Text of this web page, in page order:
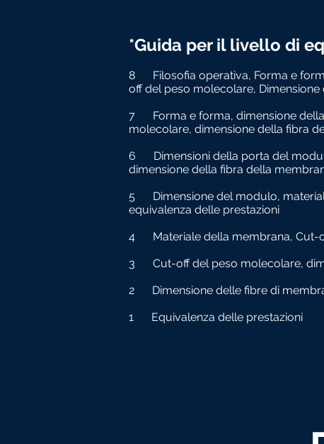
*Guida per il livello di
8
Filosofia operativa, Forma e
off del peso molecolare,
7
Forma e forma, dimensione
molecolare, dimensione della fibra
6
Dimensioni della porta del
dimensione della fibra della
5
Dimensione del modulo,
equivalenza delle prestazioni
4
Materiale della membrana,
3
Cut-off del peso molecolare,
2
Dimensione delle fibre di
1
Equivalenza delle prestazioni